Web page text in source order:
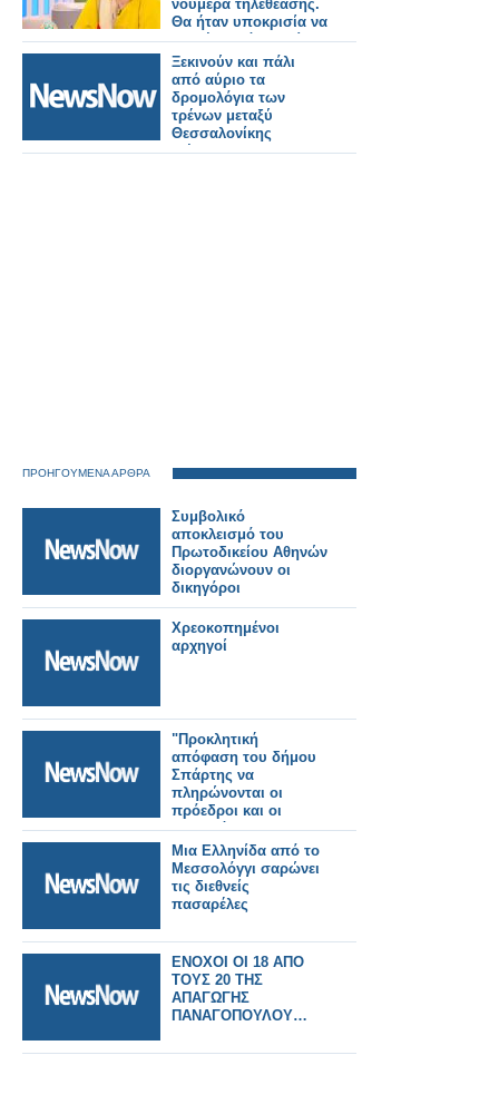
νούμερα τηλεθέασης.
Θα ήταν υποκρισία να
σου έλεγα ότι ανοίγω
σαμπάνιες»
Ξεκινούν και πάλι
από αύριο τα
δρομολόγια των
τρένων μεταξύ
Θεσσαλονίκης
-Σέρρες
ΠΡΟΗΓΟΥΜΕΝΑ ΑΡΘΡΑ
Συμβολικό
αποκλεισμό του
Πρωτοδικείου Αθηνών
διοργανώνουν οι
δικηγόροι
Χρεοκοπημένοι
αρχηγοί
"Προκλητική
απόφαση του δήμου
Σπάρτης να
πληρώνονται οι
πρόεδροι και οι
αντιπρόεδροι
Σχολικών
Επιτροπών"
Μια Ελληνίδα από το
Μεσσολόγγι σαρώνει
τις διεθνείς
πασαρέλες
ΕΝΟΧΟΙ ΟΙ 18 ΑΠΟ
ΤΟΥΣ 20 ΤΗΣ
ΑΠΑΓΩΓΗΣ
ΠΑΝΑΓΟΠΟΥΛΟΥ…